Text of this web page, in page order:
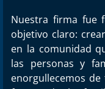
Nuestra firma fue
objetivo claro:
en la comunidad
las personas y
enorgullecemos